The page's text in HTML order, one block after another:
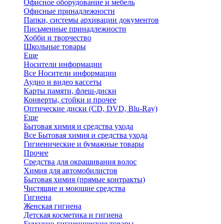
Офисное оборудование и мебель
Офисные принадлежности
Папки, системы архивации документов
Письменные принадлежности
Хобби и творчество
Школьные товары
Еще
Носители информации
Все Носители информации
Аудио и видео кассеты
Карты памяти, флеш-диски
Конверты, стойки и прочее
Оптические диски (CD, DVD, Blu-Ray)
Еще
Бытовая химия и средства ухода
Все Бытовая химия и средства ухода
Гигиенические и бумажные товары
Прочее
Средства для окрашивания волос
Химия для автомобилистов
Бытовая химия (прямые контракты)
Чистящие и моющие средства
Гигиена
Женская гигиена
Детская косметика и гигиена